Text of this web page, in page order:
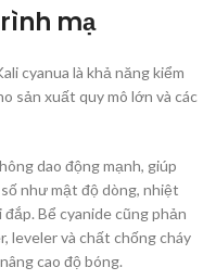
mạ
cyanua là khả năng kiểm
sản xuất quy mô lớn và các
dao động mạnh, giúp
như mật độ dòng, nhiệt
Bể cyanide cũng phản
leveler và chất chống cháy
cao độ bóng.